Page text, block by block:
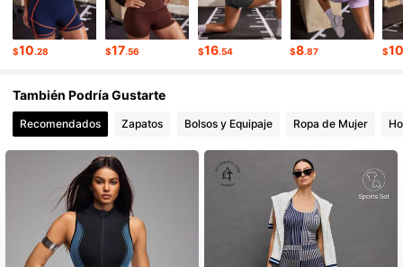
4.86 358K Seguidores
$10.28 $17.56 $16.54 $8.87 $
También Podría Gustarte
Recomendados Zapatos Bolsos y Equipaje Ropa de Mujer